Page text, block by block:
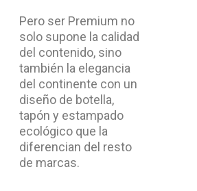
Pero ser Premium no
solo supone la calidad
del contenido, sino
también la elegancia
del continente con un
diseño de botella,
tapón y estampado
ecológico que la
diferencian del resto
de marcas.